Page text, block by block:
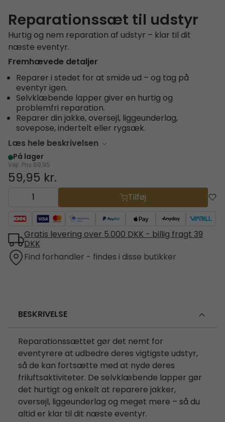
Reparationssæt til udstyr
Hurtig og nem reparation af udstyr – klar til dit
næste eventyr.
Fremhævede detaljer
Reparer i stedet for at smide ud – og tag på
eventyr igen.
Selvklæbende lapper giver en hurtig og
problemfri reparation.
Reparer din jakke, oversejl, liggeunderlag,
sovepose, indertelt eller rygsæk.
Læs hele beskrivelsen
På lager
Vejl. Pris 69,95
59,95 kr.
Tilføj
Gratis levering over 5.000 DKK - billig fragt 39
DKK
Find forhandler - findes i disse butikker
BESKRIVELSE
Reparationssættet gør det nemt for
eventyrere at udbedre deres vigtigste udstyr,
så de kan fortsætte med at nyde deres
friluftsaktiviteter. De selvklæbende lapper gør
det hurtigt og enkelt at reparere jakker,
oversejl, liggeunderlag og meget mere – så du
altid er klar til dit næste eventyr.